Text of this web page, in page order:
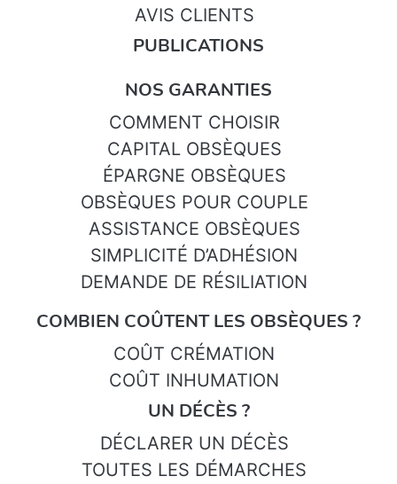
AVIS CLIENTS
PUBLICATIONS
NOS GARANTIES
COMMENT CHOISIR
CAPITAL OBSÈQUES
ÉPARGNE OBSÈQUES
OBSÈQUES POUR COUPLE
ASSISTANCE OBSÈQUES
SIMPLICITÉ D’ADHÉSION
DEMANDE DE RÉSILIATION
COMBIEN COÛTENT LES OBSÈQUES ?
COÛT CRÉMATION
COÛT INHUMATION
UN DÉCÈS ?
DÉCLARER UN DÉCÈS
TOUTES LES DÉMARCHES